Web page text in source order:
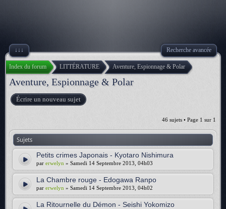
↓↓↓ Recherche avancée
Index du forum LITTÉRATURE Aventure, Espionnage & Polar
Aventure, Espionnage & Polar
Écrire un nouveau sujet
46 sujets • Page 1 sur 1
Sujets
Petits crimes Japonais - Kyotaro Nishimura
par erwelyn » Samedi 14 Septembre 2013, 04h03
La Chambre rouge - Edogawa Ranpo
par erwelyn » Samedi 14 Septembre 2013, 04h02
La Ritournelle du Démon - Seishi Yokomizo